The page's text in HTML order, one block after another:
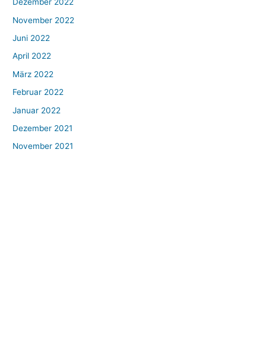
November 2022
Juni 2022
April 2022
März 2022
Februar 2022
Januar 2022
Dezember 2021
November 2021